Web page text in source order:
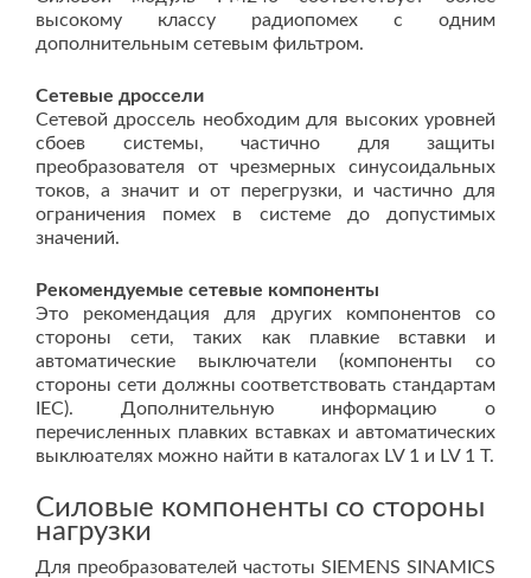
высокому классу радиопомех с одним
дополнительным сетевым фильтром.
Сетевые дроссели
Сетевой дроссель необходим для высоких уровней
сбоев системы, частично для защиты
преобразователя от чрезмерных синусоидальных
токов, а значит и от перегрузки, и частично для
ограничения помех в системе до допустимых
значений.
Рекомендуемые сетевые компоненты
Это рекомендация для других компонентов со
стороны сети, таких как плавкие вставки и
автоматические выключатели (компоненты со
стороны сети должны соответствовать стандартам
IEC). Дополнительную информацию о
перечисленных плавких вставках и автоматических
выклюателях можно найти в каталогах LV 1 и LV 1 T.
Силовые компоненты со стороны
нагрузки
Для преобразователей частоты SIEMENS SINAMICS